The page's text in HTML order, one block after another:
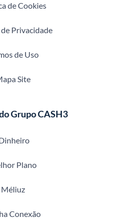
de Cookies
Privacidade
de Uso
Site
Grupo CASH3
Plano
Méliuz
Conexão